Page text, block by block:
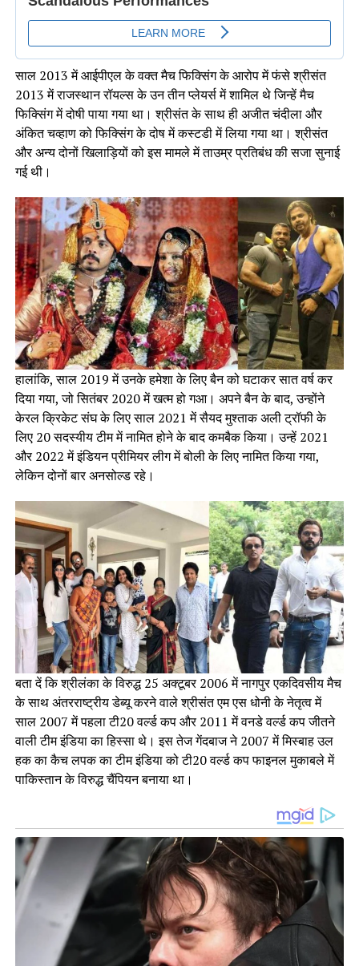
साल 2013 में आईपीएल के वक्त मैच फिक्सिंग के आरोप में फंसे श्रीसंत
2013 में राजस्थान रॉयल्स के उन तीन प्लेयर्स में शामिल थे जिन्हें मैच
फिक्सिंग में दोषी पाया गया था। श्रीसंत के साथ ही अजीत चंदीला और
अंकित चव्हाण को फिक्सिंग के दोष में कस्टडी में लिया गया था। श्रीसंत
और अन्य दोनों खिलाड़ियों को इस मामले में ताउम्र प्रतिबंध की सजा सुनाई
गई थी।
हालांकि, साल 2019 में उनके हमेशा के लिए बैन को घटाकर सात वर्ष कर
दिया गया, जो सितंबर 2020 में खत्म हो गआ। अपने बैन के बाद, उन्होंने
केरल क्रिकेट संघ के लिए साल 2021 में सैयद मुश्ताक अली ट्रॉफी के
लिए 20 सदस्यीय टीम में नामित होने के बाद कमबैक किया। उन्हें 2021
और 2022 में इंडियन प्रीमियर लीग में बोली के लिए नामित किया गया,
लेकिन दोनों बार अनसोल्ड रहे।
बता दें कि श्रीलंका के विरुद्ध 25 अक्टूबर 2006 में नागपुर एकदिवसीय मैच
के साथ अंतरराष्ट्रीय डेब्यू करने वाले श्रीसंत एम एस धोनी के नेतृत्व में
साल 2007 में पहला टी20 वर्ल्ड कप और 2011 में वनडे वर्ल्ड कप जीतने
वाली टीम इंडिया का हिस्सा थे। इस तेज गेंदबाज ने 2007 में मिस्बाह उल
हक का कैच लपक का टीम इंडिया को टी20 वर्ल्ड कप फाइनल मुकाबले में
पाकिस्तान के विरुद्ध चैंपियन बनाया था।